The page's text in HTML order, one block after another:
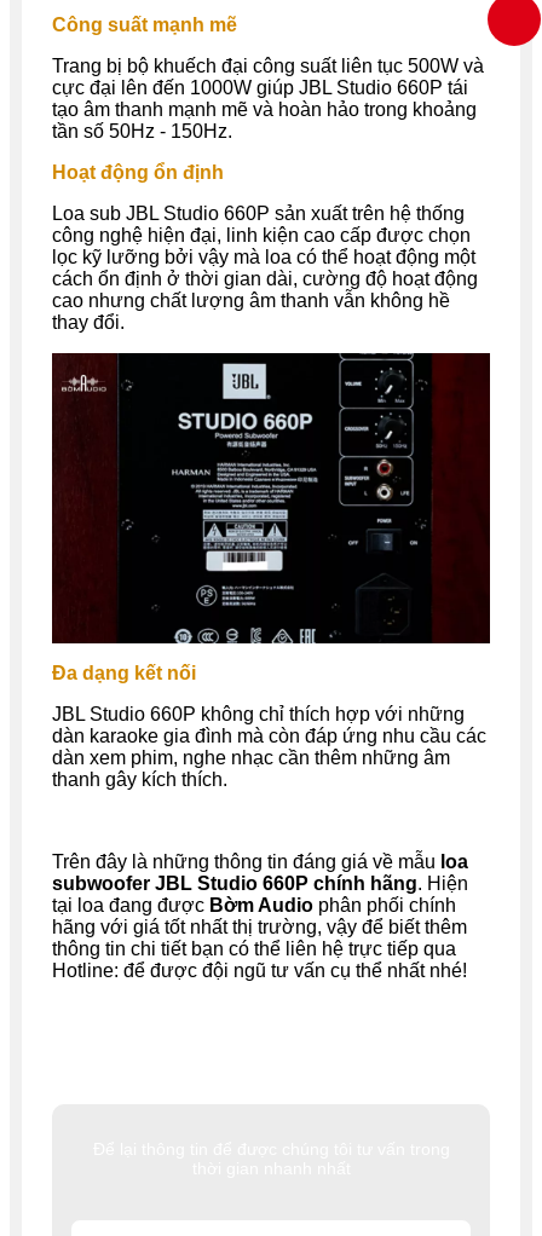
Công suất mạnh mẽ
Trang bị bộ khuếch đại công suất liên tục 500W và
cực đại lên đến 1000W giúp JBL Studio 660P tái
tạo âm thanh mạnh mẽ và hoàn hảo trong khoảng
tần số 50Hz - 150Hz.
Hoạt động ổn định
Loa sub JBL Studio 660P sản xuất trên hệ thống
công nghệ hiện đại, linh kiện cao cấp được chọn
lọc kỹ lưỡng bởi vậy mà loa có thể hoạt động một
cách ổn định ở thời gian dài, cường độ hoạt động
cao nhưng chất lượng âm thanh vẫn không hề
thay đổi.
Đa dạng kết nối
JBL Studio 660P không chỉ thích hợp với những
dàn karaoke gia đình mà còn đáp ứng nhu cầu các
dàn xem phim, nghe nhạc cần thêm những âm
thanh gây kích thích.
Trên đây là những thông tin đáng giá về mẫu loa
subwoofer JBL Studio 660P chính hãng. Hiện
tại loa đang được Bờm Audio phân phối chính
hãng với giá tốt nhất thị trường, vậy để biết thêm
thông tin chi tiết bạn có thể liên hệ trực tiếp qua
Hotline: để được đội ngũ tư vấn cụ thể nhất nhé!